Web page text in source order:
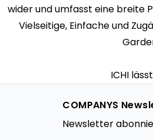
wider und umfasst eine breite
Vielseitige, Einfache und
ICHI
COMPANYS
Newsletter